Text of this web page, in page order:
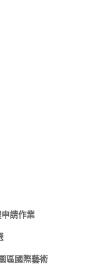
請作業
區國際藝術